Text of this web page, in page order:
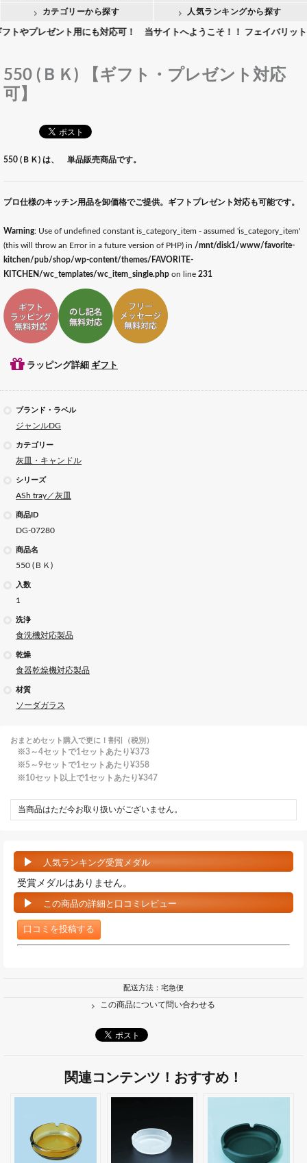
カテゴリーから探す 人気ランキングから探す
プレゼント用にも対応可！ 当サイトへようこそ！！ フェイバリット
550 (ＢＫ) 【ギフト・プレゼント対応
可】
550 (ＢＫ) は、 単品販売商品です。
プロ仕様のキッチン用品を卸価格でご提供。ギフトプレゼント対応も可能です。
Warning: Use of undefined constant is_category_item - assumed 'is_category_item'
(this will throw an Error in a future version of PHP) in /mnt/disk1/www/favorite-
kitchen/pub/shop/wp-content/themes/FAVORITE-
KITCHEN/wc_templates/wc_item_single.php on line 231
ギフトラッピング対応ギフトのし記名対応
ラッピング詳細 ギフト
ブランド・ラベル
ジャンルDG
カテゴリー
灰皿・キャンドル
シリーズ
ASh tray／灰皿
商品ID
DG-07280
商品名
550 (ＢＫ)
入数
1
洗浄
食洗機対応製品
乾燥
食器乾燥機対応製品
材質
ソーダガラス
おまとめセット購入で更に！割引（税別）
3～4セットで1セットあたり¥373
5～9セットで1セットあたり¥358
10セット以上で1セットあたり¥347
当商品はただ今お取り扱いがございません。
人気ランキング受賞メダル
受賞メダルはありません。
この商品の詳細と口コミレビュー
口コミを投稿する
配送方法：宅急便
この商品について問い合わせる
関連コンテンツ！おすすめ！